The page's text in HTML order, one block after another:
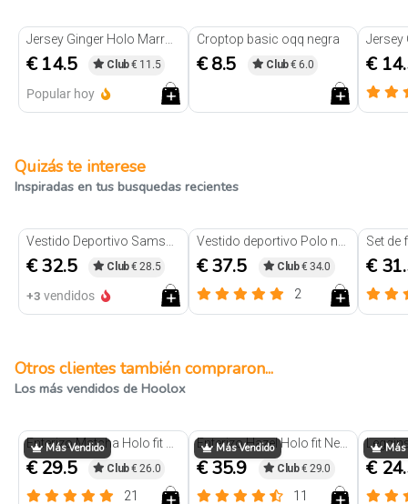
€ 14.5 Club€ 11.5
Popular hoy
Croptop basic oqq negra
€ 8.5 Club€ 6.0
Jersey
€
Quizás te interese
Inspiradas en tus busquedas recientes
€ 32.5 Club€ 28.5
+3 vendidos
€ 37.5 Club€ 34.0
2
€
Otros clientes también compraron...
Los más vendidos de Hoolox
Más Vendido
€ 29.5 Club€ 26.0
21
Más Vendido Enterizo Hazel Holo fit Negro
€ 35.9 Club€ 29.0
11
Más
€